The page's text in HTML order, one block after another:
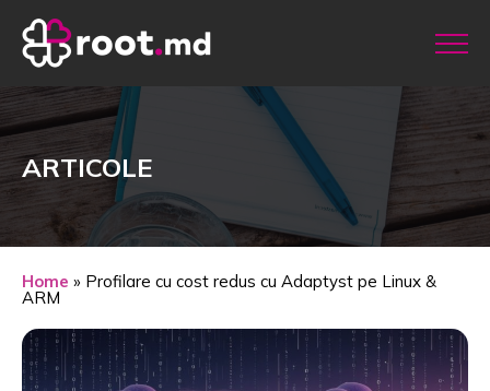
ARTICOLE
Home » Profilare cu cost redus cu Adaptyst pe Linux &
ARM